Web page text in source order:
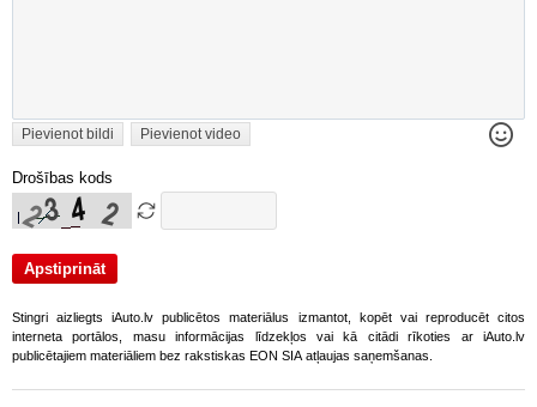
Pievienot bildi Pievienot video
Drošības kods
Stingri aizliegts iAuto.lv publicētos materiālus izmantot, kopēt vai reproducēt citos
interneta portālos, masu informācijas līdzekļos vai kā citādi rīkoties ar iAuto.lv
publicētajiem materiāliem bez rakstiskas EON SIA atļaujas saņemšanas.